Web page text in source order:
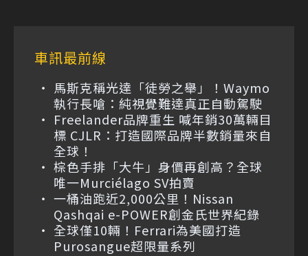
車訊最前線
馬斯克稱光達「徒勞之舉」！Waymo
執行長嗆：純視覺難達真正自動駕駛
Freelander品牌重生 喊年銷30萬輛目
標 CJLR：打造國際品牌半數銷量來自
全球！
棕色手排「大牛」身價再創高？全球
唯一Murciélago SV拍賣
一桶油跑近2,000公里！Nissan
Qashqai e-POWER創金氏世界紀錄
全球僅10輛！Ferrari為美國打造
Purosangue超限量系列